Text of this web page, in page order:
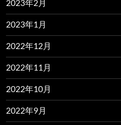
2023年2月
2023年1月
2022年12月
2022年11月
2022年10月
2022年9月